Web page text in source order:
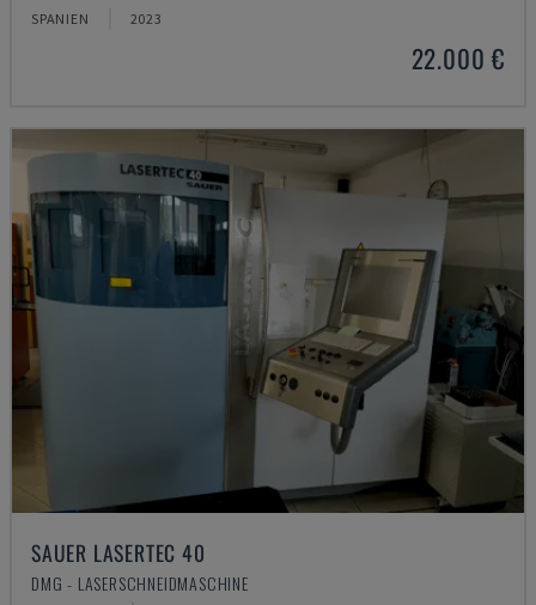
SPANIEN 2023
22.000 €
SAUER LASERTEC 40
DMG - LASERSCHNEIDMASCHINE